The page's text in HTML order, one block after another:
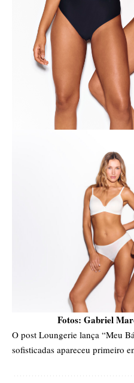
Fotos: Gabriel
O post Loungerie lança “Meu
sofisticadas apareceu primeiro